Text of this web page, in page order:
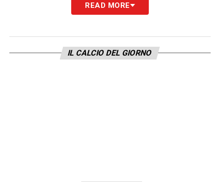
READ MORE
IL CALCIO DEL GIORNO